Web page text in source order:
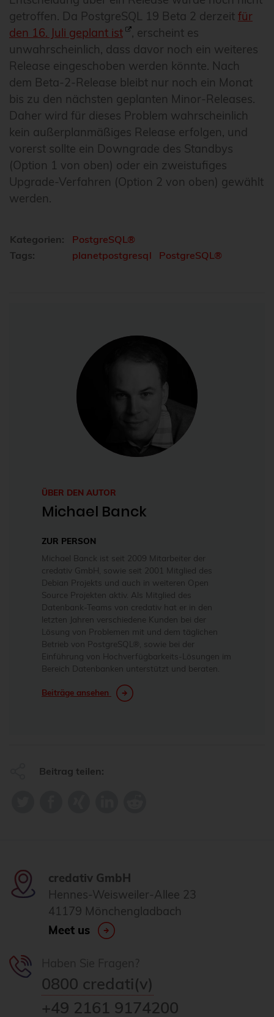
getroffen. Da PostgreSQL 19 Beta 2 derzeit für
den 16. Juli geplant ist
, erscheint es
unwahrscheinlich, dass davor noch ein weiteres
Release eingeschoben werden könnte. Nach
dem Beta-2-Release bleibt nur noch ein Monat
bis zu den nächsten geplanten Minor-Releases.
Daher wird für dieses Problem wahrscheinlich
kein außerplanmäßiges Release erfolgen, und
vorerst sollte ein Downgrade des Standbys
(Option 1 von oben) oder ein zweistufiges
Upgrade-Verfahren (Option 2 von oben) gewählt
werden.
Kategorien:
PostgreSQL®
Tags:
planetpostgresql PostgreSQL®
ÜBER DEN AUTOR
Michael Banck
ZUR PERSON
Michael Banck ist seit 2009 Mitarbeiter der
credativ GmbH, sowie seit 2001 Mitglied des
Debian Projekts und auch in weiteren Open
Source Projekten aktiv. Als Mitglied des
Datenbank-Teams von credativ hat er in den
letzten Jahren verschiedene Kunden bei der
Lösung von Problemen mit und dem täglichen
Betrieb von PostgreSQL®, sowie bei der
Einführung von Hochverfügbarkeits-Lösungen im
Bereich Datenbanken unterstützt und beraten.
Beiträge ansehen
Beitrag teilen:
credativ GmbH
Hennes-Weisweiler-Allee 23
41179 Mönchengladbach
Meet us
0800 credati(v)
+49 2161 9174200